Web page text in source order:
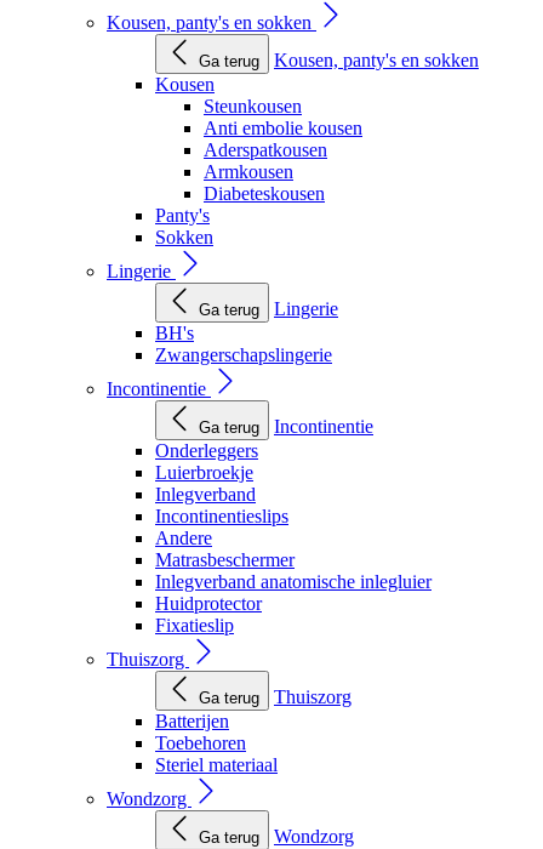
Kousen, panty's en sokken
Ga terug
Kousen, panty's en sokken
Kousen
Steunkousen
Anti embolie kousen
Aderspatkousen
Armkousen
Diabeteskousen
Panty's
Sokken
Lingerie
Ga terug
Lingerie
BH's
Zwangerschapslingerie
Incontinentie
Ga terug
Incontinentie
Onderleggers
Luierbroekje
Inlegverband
Incontinentieslips
Andere
Matrasbeschermer
Inlegverband anatomische inlegluier
Huidprotector
Fixatieslip
Thuiszorg
Ga terug
Thuiszorg
Batterijen
Toebehoren
Steriel materiaal
Wondzorg
Ga terug
Wondzorg